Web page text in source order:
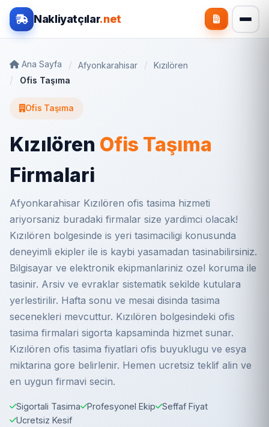
Nakliyatçılar.net
Ana Sayfa Afyonkarahisar
Kızılören
Ofis Taşıma
Ofis Taşıma
Kızılören Ofis Taşıma
Firmalari
Afyonkarahisar Kızılören ofis tasima hizmeti
ariyorsaniz buradaki firmalar size yardimci olacak!
Kızılören bolgesinde is yeri tasimaciligi konusunda
deneyimli ekipler ile is kaybi yasamadan tasinabilirsiniz.
Bilgisayar ve elektronik ekipmanlariniz ozel koruma ile
tasinir. Arsiv ve evraklar sistematik sekilde kutulara
yerlestirilir. Hafta sonu ve mesai disinda tasima
secenekleri mevcuttur. Kızılören bolgesindeki ofis
tasima firmalari sigorta kapsaminda hizmet sunar.
Kızılören ofis tasima fiyatlari ofis buyuklugu ve esya
miktarina gore belirlenir. Hemen ucretsiz teklif alin ve
en uygun firmavi secin.
Sigortali Tasima Profesyonel Ekip
Seffaf Fiyat
Ucretsiz Kesif